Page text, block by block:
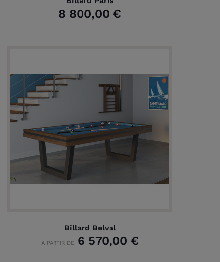
8 800,00 €
Billard Belval
A PARTIR DE6 570,00 €